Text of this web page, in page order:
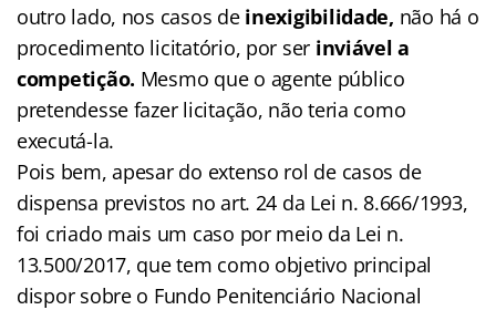
outro lado, nos casos de inexigibilidade, não há o
procedimento licitatório, por ser inviável a
competição. Mesmo que o agente público
pretendesse fazer licitação, não teria como
executá-la.
Pois bem, apesar do extenso rol de casos de
dispensa previstos no art. 24 da Lei n. 8.666/1993,
foi criado mais um caso por meio da Lei n.
13.500/2017, que tem como objetivo principal
dispor sobre o Fundo Penitenciário Nacional